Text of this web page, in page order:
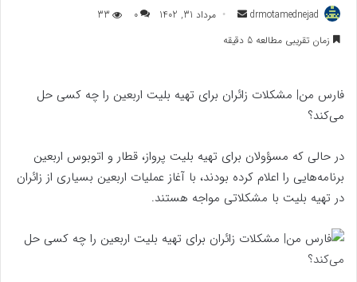
drmotamednejad
ارسال
به
مرداد 31, 1402 0
33
زمان تقریبی مطالعه 5 دقیقه
فارس من| مشکلات زائران برای تهیه بلیت اربعین را چه کسی حل
می‌کند؟
در حالی که مسؤولان برای تهیه بلیت پرواز، قطار و اتوبوس اربعین
برنامه‌هایی را اعلام کرده بودند، با آغاز عملیات اربعین بسیاری از زائران
در تهیه بلیت با مشکلاتی مواجه هستند.